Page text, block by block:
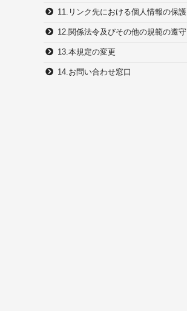
11.リンク先における個人情報の保護
12.関係法令及びその他の規範の遵守
13.本規定の変更
14.お問い合わせ窓口